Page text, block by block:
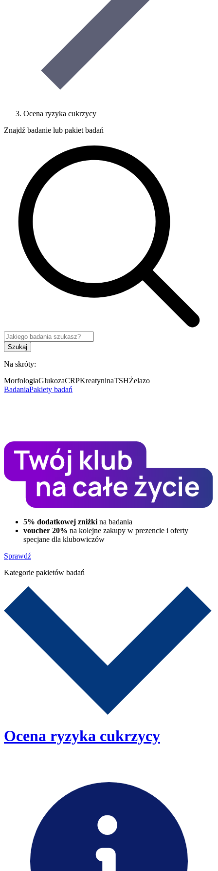
Ocena ryzyka cukrzycy
Znajdź badanie lub pakiet badań
Szukaj
Na skróty:
MorfologiaGlukozaCRPKreatyninaTSHŻelazo
BadaniaPakiety badań
5% dodatkowej zniżki na badania
voucher 20% na kolejne zakupy w prezencie i oferty
specjane dla klubowiczów
Sprawdź
Kategorie pakietów badań
Ocena ryzyka cukrzycy